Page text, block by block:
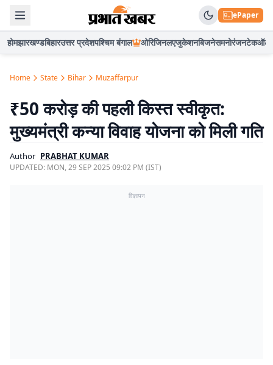
ePaper
होमझारखण्डबिहारउत्तर प्रदेशपश्चिम बंगाल ओरिजिनलएजुकेशनबिजनेसमनोरंजनटेकऑटो
Home State Bihar Muzaffarpur
₹50 करोड़ की पहली किस्त स्वीकृत:
मुख्यमंत्री कन्या विवाह योजना को मिली गति
Author PRABHAT KUMAR
UPDATED: MON, 29 SEP 2025 09:02 PM (IST)
विज्ञापन